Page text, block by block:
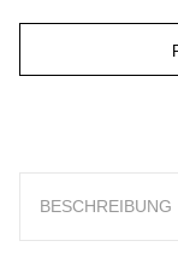
BESCHREIBUNG